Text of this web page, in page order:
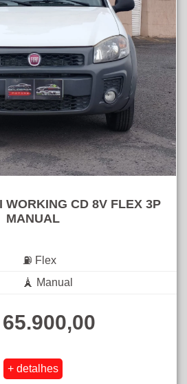
WORKING CD 8V FLEX 3P
MANUAL
⛽ Flex
🗼 Manual